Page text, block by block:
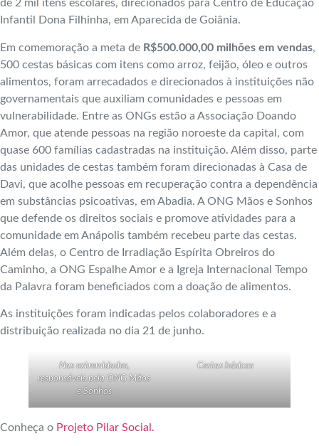
de 2 mil itens escolares, direcionados para Centro de Educação
Infantil Dona Filhinha, em Aparecida de Goiânia.
Em comemoração a meta de R$500.000,00 milhões em vendas,
500 cestas básicas com itens como arroz, feijão, óleo e outros
alimentos, foram arrecadados e direcionados à instituições não
governamentais que auxiliam comunidades e pessoas em
vulnerabilidade. Entre as ONGs estão a Associação Doando
Amor, que atende pessoas na região noroeste da capital, com
quase 600 famílias cadastradas na instituição. Além disso, parte
das unidades de cestas também foram direcionadas à Casa de
Davi, que acolhe pessoas em recuperação contra a dependência
em substâncias psicoativas, em Abadia. A ONG Mãos e Sonhos
que defende os direitos sociais e promove atividades para a
comunidade em Anápolis também recebeu parte das cestas.
Além delas, o Centro de Irradiação Espírita Obreiros do
Caminho, a ONG Espalhe Amor e a Igreja Internacional Tempo
da Palavra foram beneficiados com a doação de alimentos.
As instituições foram indicadas pelos colaboradores e a
distribuição realizada no dia 21 de junho.
Nas extremidades,
responsáveis pela ONG Mãos
e Sonhos
Cestas básicas
Conheça o Projeto Pilar Social.